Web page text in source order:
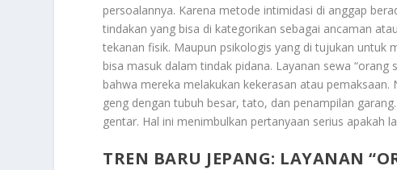
persoalannya. Karena metode intimidasi di anggap
tindakan yang bisa di kategorikan sebagai ancaman
tekanan fisik. Maupun psikologis yang di tujukan untuk
bisa masuk dalam tindak pidana. Layanan sewa
bahwa mereka melakukan kekerasan atau
geng dengan tubuh besar, tato, dan penampilan
gentar. Hal ini menimbulkan pertanyaan serius apakah
TREN BARU JEPANG: LAYANAN